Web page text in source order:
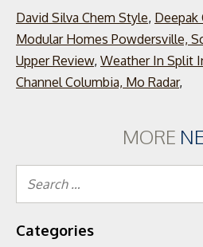
David Silva Chem Style, Deepak
Modular Homes Powdersville,
Upper Review, Weather In Split
Channel Columbia, Mo Radar,
MORE
Categories